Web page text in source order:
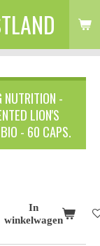
NUTRITION -
LION'S
- 60 CAPS.
In
winkelwagen